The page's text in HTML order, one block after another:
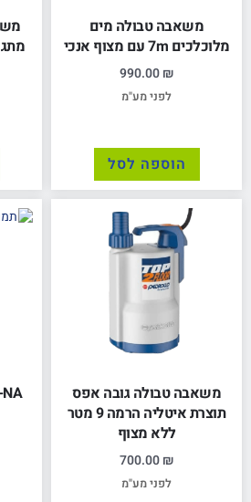
משאבה טבולה מים
מלוכלכים 7m עם מצוף אנכי
990.00₪
לפני מע"מ
הוספה לסל
משאבה טבולה גובה אפס
תוצרת איטליה הרמה 9 מטר
ללא מצוף
700.00₪
לפני מע"מ